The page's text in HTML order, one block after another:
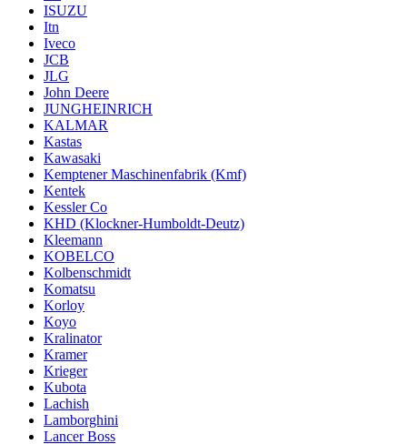
ISUZU
Itn
Iveco
JCB
JLG
John Deere
JUNGHEINRICH
KALMAR
Kastas
Kawasaki
Kemptener Maschinenfabrik (Kmf)
Kentek
Kessler Co
KHD (Klockner-Humboldt-Deutz)
Kleemann
KOBELCO
Kolbenschmidt
Komatsu
Korloy
Koyo
Kralinator
Kramer
Krieger
Kubota
Lachish
Lamborghini
Lancer Boss